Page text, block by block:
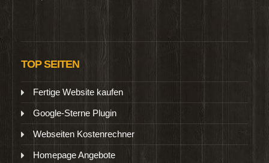
TOP SEITEN
Fertige Website kaufen
Google-Sterne Plugin
Webseiten Kostenrechner
Homepage Angebote